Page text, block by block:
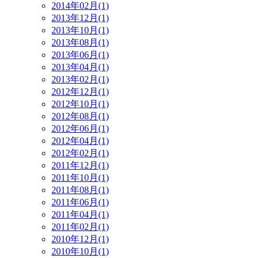
2014年02月(1)
2013年12月(1)
2013年10月(1)
2013年08月(1)
2013年06月(1)
2013年04月(1)
2013年02月(1)
2012年12月(1)
2012年10月(1)
2012年08月(1)
2012年06月(1)
2012年04月(1)
2012年02月(1)
2011年12月(1)
2011年10月(1)
2011年08月(1)
2011年06月(1)
2011年04月(1)
2011年02月(1)
2010年12月(1)
2010年10月(1)